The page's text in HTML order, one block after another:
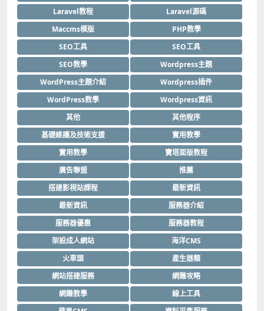
Laravel教程
Laravel源碼
Maccms模版
PHP教學
SEO工具
SEO工具
SEO教學
Wordpress主題
WordPress主題介紹
Wordpress插件
WordPress教學
Wordpress資訊
其他
其他程序
基礎維護及技術支援
實用教學
實用教學
寶塔面版教程
廣告聯盟
推薦
搭建影視站課程
最新資訊
最新資訊
服務器介紹
服務器優惠
服務器教程
架設成人網站
海洋CMS
火車頭
產生器類
網站搭建服務
網賺攻略
網賺教學
線上工具